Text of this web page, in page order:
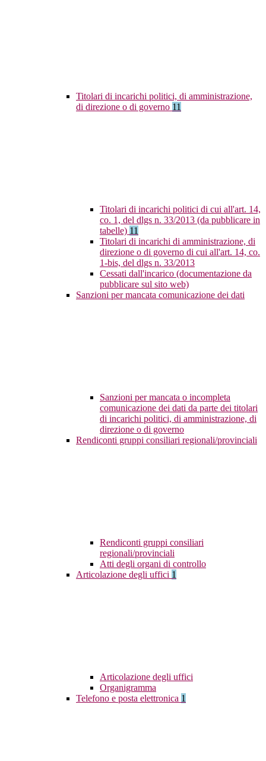
Titolari di incarichi politici, di amministrazione,
di direzione o di governo 11
Titolari di incarichi politici di cui all'art. 14,
co. 1, del dlgs n. 33/2013 (da pubblicare in
tabelle) 11
Titolari di incarichi di amministrazione, di
direzione o di governo di cui all'art. 14, co.
1-bis, del dlgs n. 33/2013
Cessati dall'incarico (documentazione da
pubblicare sul sito web)
Sanzioni per mancata comunicazione dei dati
Sanzioni per mancata o incompleta
comunicazione dei dati da parte dei titolari
di incarichi politici, di amministrazione, di
direzione o di governo
Rendiconti gruppi consiliari regionali/provinciali
Rendiconti gruppi consiliari
regionali/provinciali
Atti degli organi di controllo
Articolazione degli uffici 1
Articolazione degli uffici
Organigramma
Telefono e posta elettronica 1